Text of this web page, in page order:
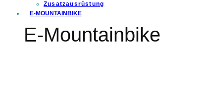
Zusatzausrüstung
E-MOUNTAINBIKE
E-Mountainbike